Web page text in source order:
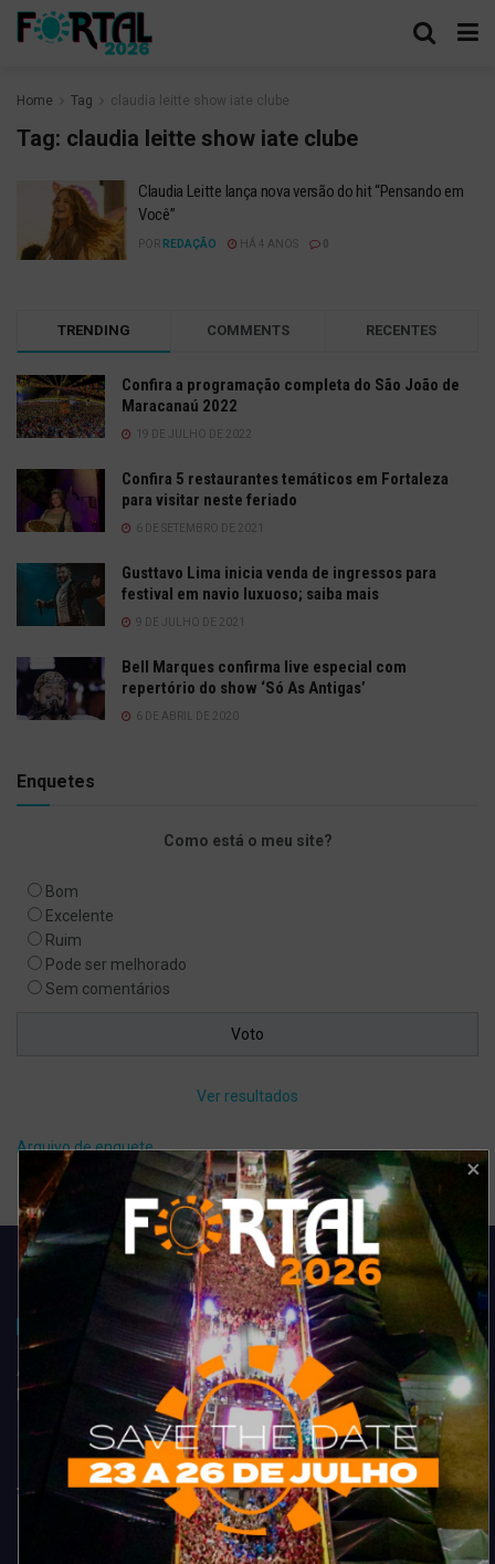
Home Tag claudia leitte show iate clube
Tag: claudia leitte show iate clube
Claudia Leitte lança nova versão do hit “Pensando em
Você”
POR REDAÇÃO HÁ 4 ANOS
TRENDING COMMENTS RECENTES
Confira a programação completa do São João de
Maracanaú 2022
19 DE JULHO DE 2022
Confira 5 restaurantes temáticos em Fortaleza
para visitar neste feriado
6 DE SETEMBRO DE 2021
Gusttavo Lima inicia venda de ingressos para
festival em navio luxuoso; saiba mais
9 DE JULHO DE 2021
Bell Marques confirma live especial com
repertório do show ‘Só As Antigas’
6 DE ABRIL DE 2020
Enquetes
Como está o meu site?
Bom
Excelente
Ruim
Pode ser melhorado
Sem comentários
Ver resultados
Arquivo de enquete
Acompanhe todas as novidades do entretenimento na região de
Fortaleza. Dicas, promoções, coberturas exclusivas e muito mais.